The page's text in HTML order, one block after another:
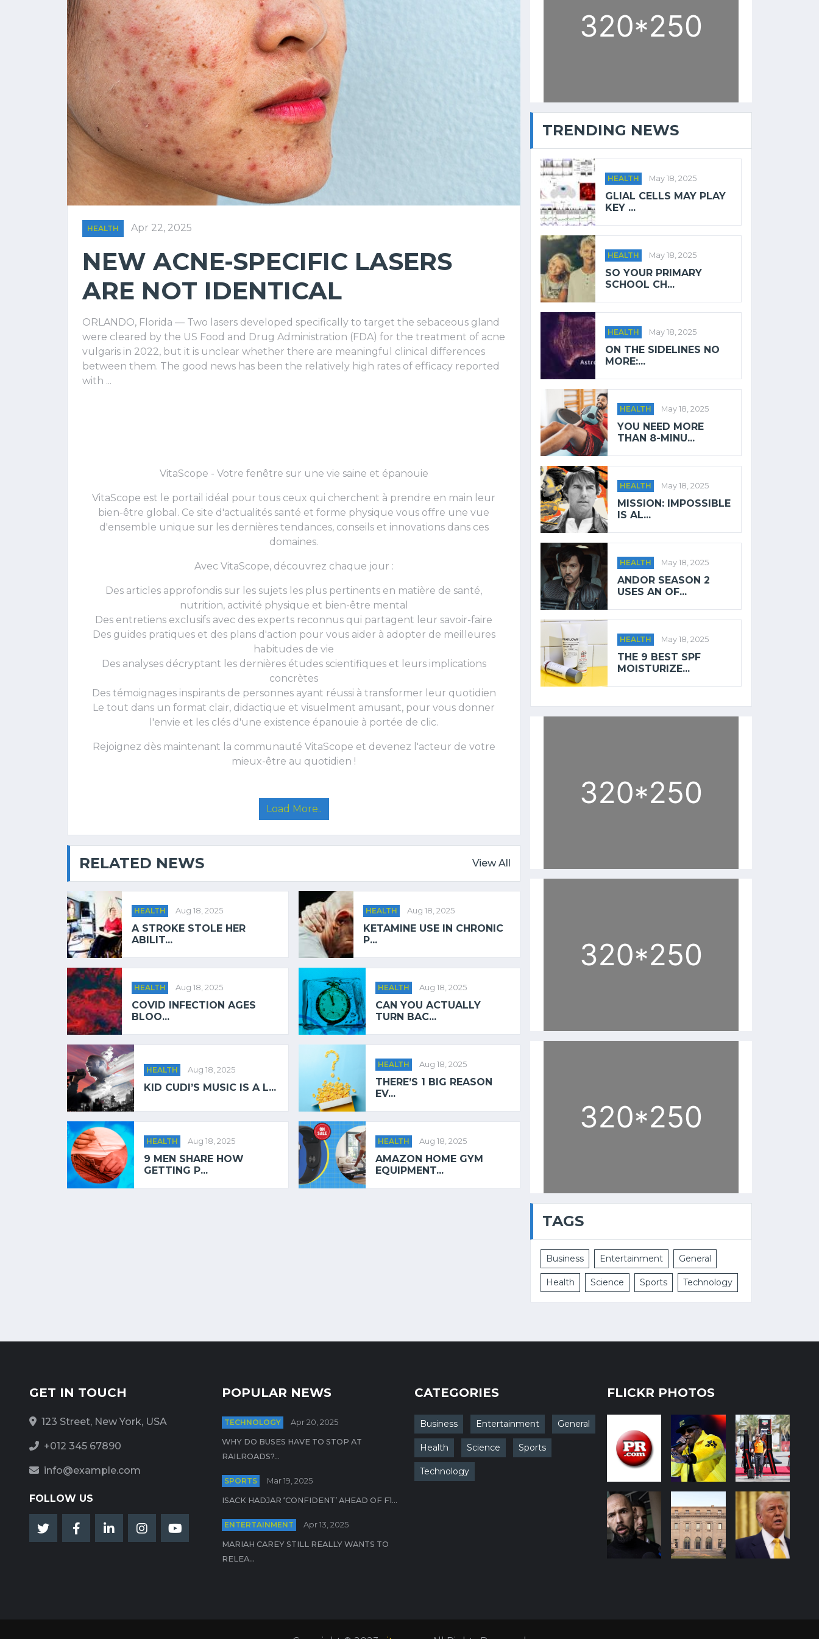
HEALTH Apr 22, 2025
NEW ACNE-SPECIFIC LASERS
ARE NOT IDENTICAL
ORLANDO, Florida — Two lasers developed specifically to target the sebaceous gland
were cleared by the US Food and Drug Administration (FDA) for the treatment of acne
vulgaris in 2022, but it is unclear whether there are meaningful clinical differences
between them. The good news has been the relatively high rates of efficacy reported
with ...
VitaScope - Votre fenêtre sur une vie saine et épanouie
VitaScope est le portail idéal pour tous ceux qui cherchent à prendre en main leur
bien-être global. Ce site d'actualités santé et forme physique vous offre une vue
d'ensemble unique sur les dernières tendances, conseils et innovations dans ces
domaines.
Avec VitaScope, découvrez chaque jour :
Des articles approfondis sur les sujets les plus pertinents en matière de santé,
nutrition, activité physique et bien-être mental
Des entretiens exclusifs avec des experts reconnus qui partagent leur savoir-faire
Des guides pratiques et des plans d'action pour vous aider à adopter de meilleures
habitudes de vie
Des analyses décryptant les dernières études scientifiques et leurs implications
concrètes
Des témoignages inspirants de personnes ayant réussi à transformer leur quotidien
Le tout dans un format clair, didactique et visuelment amusant, pour vous donner
l'envie et les clés d'une existence épanouie à portée de clic.
Rejoignez dès maintenant la communauté VitaScope et devenez l'acteur de votre
mieux-être au quotidien !
Load More..
RELATED NEWS View All
HEALTH Aug 18, 2025
A STROKE STOLE HER
ABILIT...
HEALTH Aug 18, 2025
COVID INFECTION AGES
BLOO...
HEALTH Aug 18, 2025
KETAMINE USE IN CHRONIC
P...
HEALTH Aug 18, 2025
CAN YOU ACTUALLY
TURN BAC...
HEALTH Aug 18, 2025
KID CUDI’S MUSIC IS A L...
HEALTH Aug 18, 2025
9 MEN SHARE HOW
GETTING P...
HEALTH Aug 18, 2025
THERE’S 1 BIG REASON
EV...
HEALTH Aug 18, 2025
AMAZON HOME GYM
EQUIPMENT...
TRENDING NEWS
HEALTH May 18, 2025
GLIAL CELLS MAY PLAY
KEY ...
HEALTH May 18, 2025
SO YOUR PRIMARY
SCHOOL CH...
HEALTH May 18, 2025
ON THE SIDELINES NO
MORE:...
HEALTH May 18, 2025
YOU NEED MORE
THAN 8-MINU...
HEALTH May 18, 2025
MISSION: IMPOSSIBLE
IS AL...
HEALTH May 18, 2025
ANDOR SEASON 2
USES AN OF...
HEALTH May 18, 2025
THE 9 BEST SPF
MOISTURIZE...
TAGS
Business Entertainment General
Health Science Sports Technology
GET IN TOUCH
123 Street, New York, USA
+012 345 67890
info@example.com
FOLLOW US
POPULAR NEWS
TECHNOLOGY Apr 20, 2025
WHY DO BUSES HAVE TO STOP AT
RAILROADS?...
SPORTS Mar 19, 2025
ISACK HADJAR ‘CONFIDENT’ AHEAD OF F1...
ENTERTAINMENT Apr 13, 2025
MARIAH CAREY STILL REALLY WANTS TO
RELEA...
CATEGORIES
Business Entertainment General
Health Science Sports
Technology
FLICKR PHOTOS